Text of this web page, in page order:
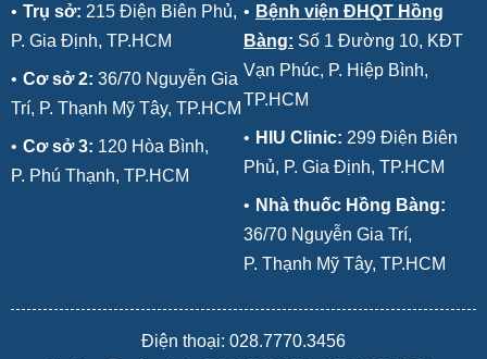
• Trụ sở: 215 Điện Biên Phủ,
P. Gia Định, TP.HCM
• Cơ sở 2: 36/70 Nguyễn Gia
Trí, P. Thạnh Mỹ Tây, TP.HCM
• Cơ sở 3: 120 Hòa Bình,
P. Phú Thạnh, TP.HCM
• Bệnh viện ĐHQT Hồng
Bàng: Số 1 Đường 10, KĐT
Vạn Phúc, P. Hiệp Bình,
TP.HCM
• HIU Clinic: 299 Điện Biên
Phủ, P. Gia Định, TP.HCM
• Nhà thuốc Hồng Bàng:
36/70 Nguyễn Gia Trí,
P. Thạnh Mỹ Tây, TP.HCM
Điện thoại: 028.7770.3456